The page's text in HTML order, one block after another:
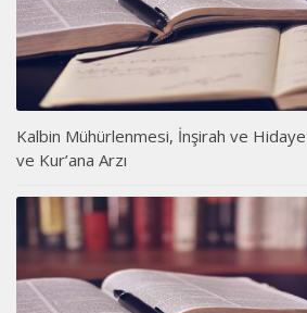
Kalbin Mühürlenmesi, İnşirah ve
ve Kur’ana Arzı